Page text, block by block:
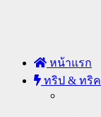
หน้าแรก
ทริป & ทริค